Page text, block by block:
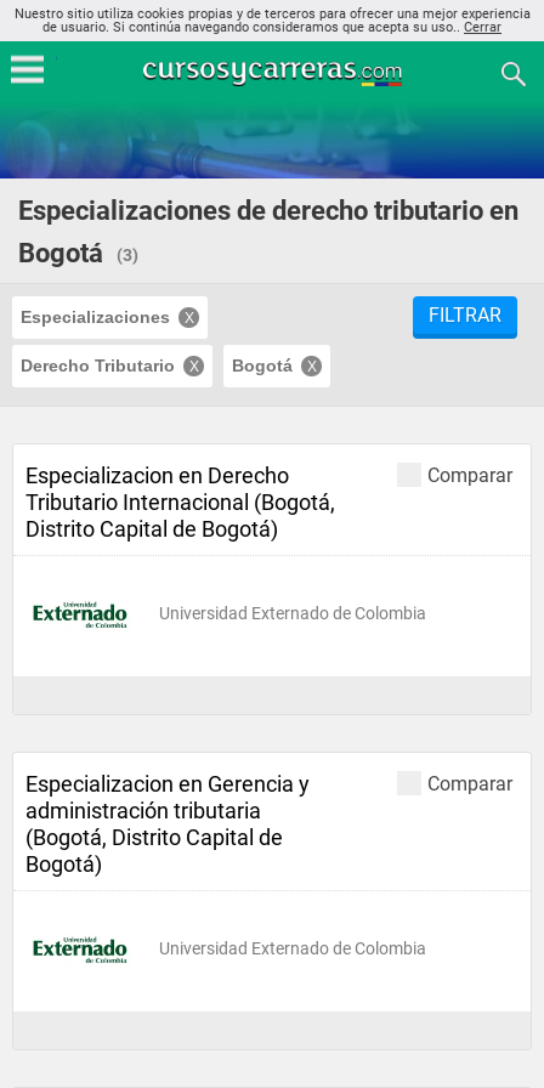
Nuestro sitio utiliza cookies propias y de terceros para ofrecer una mejor experiencia
de usuario. Si continúa navegando consideramos que acepta su uso.. Cerrar
Especializaciones de derecho tributario en
Bogotá
(3)
Especializaciones
Derecho Tributario Bogotá
FILTRAR
Comparar
Especializacion en Derecho
Tributario Internacional (Bogotá,
Distrito Capital de Bogotá)
Universidad Externado de Colombia
Comparar
Especializacion en Gerencia y
administración tributaria
(Bogotá, Distrito Capital de
Bogotá)
Universidad Externado de Colombia